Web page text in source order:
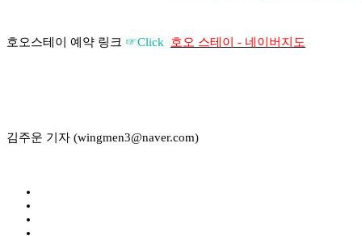
호오스테이 예약 링크 ☞Click 호오 스테이 - 네이버지도
김주운 기자 (wingmen3@naver.com)